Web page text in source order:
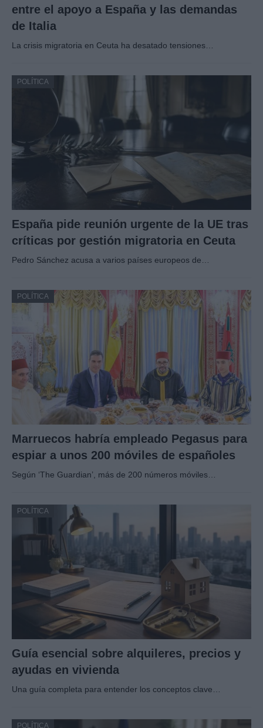
entre el apoyo a España y las demandas
de Italia
La crisis migratoria en Ceuta ha desatado tensiones…
POLÍTICA
España pide reunión urgente de la UE tras
críticas por gestión migratoria en Ceuta
Pedro Sánchez acusa a varios países europeos de…
POLÍTICA
Marruecos habría empleado Pegasus para
espiar a unos 200 móviles de españoles
Según ‘The Guardian’, más de 200 números móviles…
POLÍTICA
Guía esencial sobre alquileres, precios y
ayudas en vivienda
Una guía completa para entender los conceptos clave…
POLÍTICA